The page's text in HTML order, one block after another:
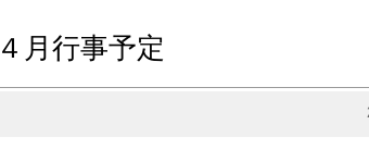
月行事予定